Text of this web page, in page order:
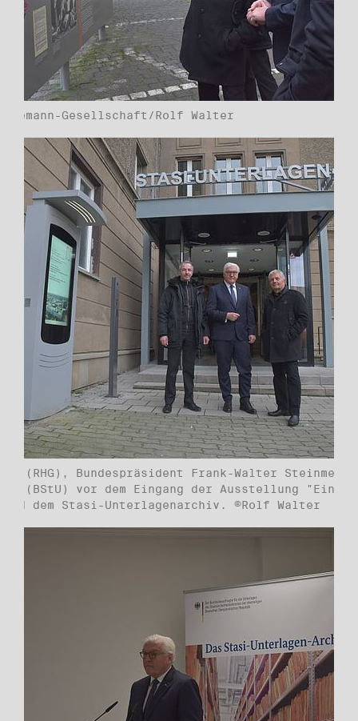
Gesellschaft/Rolf Walter
(RHG), Bundespräsident Frank-Walter
(BStU) vor dem Eingang der Ausstellung
und dem Stasi-Unterlagenarchiv. ©Rolf Walter